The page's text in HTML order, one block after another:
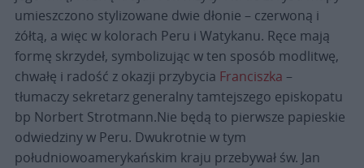
umieszczono stylizowane dwie dłonie – czerwoną i
żółtą, a więc w kolorach Peru i Watykanu. Ręce mają
formę skrzydeł, symbolizując w ten sposób modlitwę,
chwałę i radość z okazji przybycia Franciszka –
tłumaczy sekretarz generalny tamtejszego episkopatu
bp Norbert Strotmann.Nie będą to pierwsze papieskie
odwiedziny w Peru. Dwukrotnie w tym
południowoamerykańskim kraju przebywał św. Jan